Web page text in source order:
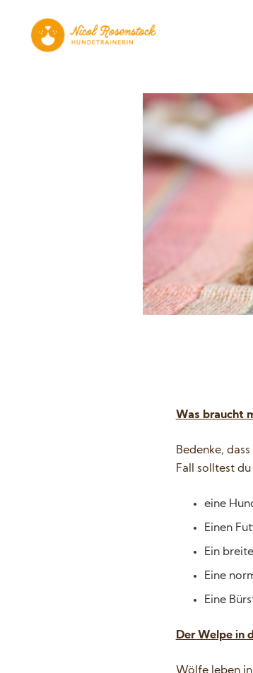
Was braucht
Bedenke,
Fall solltest
eine
Einen
Ein
Eine
Eine
Der Welpe in
Wölfe leben